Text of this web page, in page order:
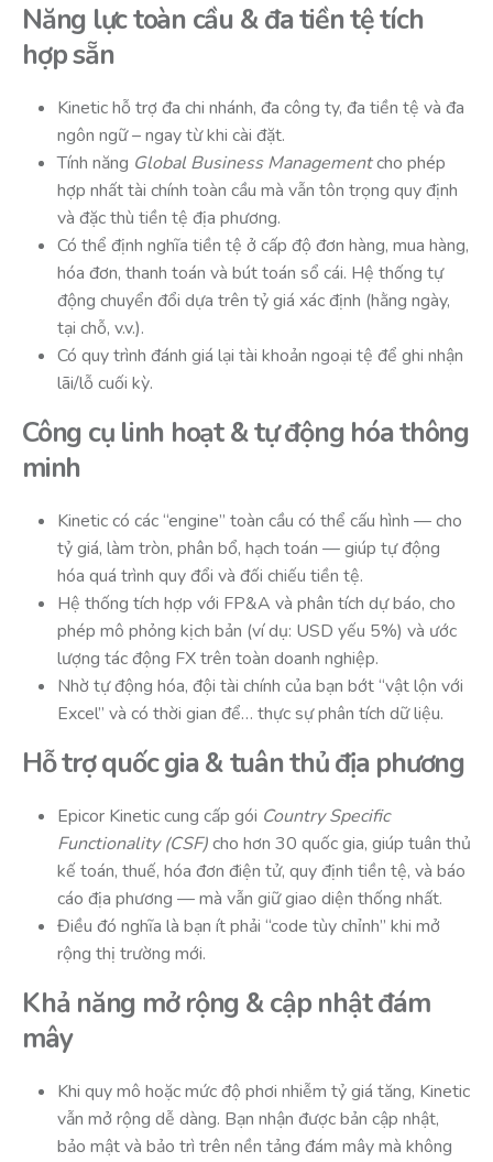
Năng lực toàn cầu & đa tiền tệ tích
hợp sẵn
Kinetic hỗ trợ đa chi nhánh, đa công ty, đa tiền tệ và đa
ngôn ngữ – ngay từ khi cài đặt.
Tính năng Global Business Managementcho phép
hợp nhất tài chính toàn cầu mà vẫn tôn trọng quy định
và đặc thù tiền tệ địa phương.
Có thể định nghĩa tiền tệ ở cấp độ đơn hàng, mua hàng,
hóa đơn, thanh toán và bút toán sổ cái. Hệ thống tự
động chuyển đổi dựa trên tỷ giá xác định (hằng ngày,
tại chỗ, v.v.).
Có quy trình đánh giá lại tài khoản ngoại tệ để ghi nhận
lãi/lỗ cuối kỳ.
Công cụ linh hoạt & tự động hóa thông
minh
Kinetic có các “engine” toàn cầu có thể cấu hình — cho
tỷ giá, làm tròn, phân bổ, hạch toán — giúp tự động
hóa quá trình quy đổi và đối chiếu tiền tệ.
Hệ thống tích hợp với FP&A và phân tích dự báo, cho
phép mô phỏng kịch bản (ví dụ: USD yếu 5%) và ước
lượng tác động FX trên toàn doanh nghiệp.
Nhờ tự động hóa, đội tài chính của bạn bớt “vật lộn với
Excel” và có thời gian để… thực sự phân tích dữ liệu.
Hỗ trợ quốc gia & tuân thủ địa phương
Epicor Kinetic cung cấp gói Country Specific
Functionality (CSF)cho hơn 30 quốc gia, giúp tuân thủ
kế toán, thuế, hóa đơn điện tử, quy định tiền tệ, và báo
cáo địa phương — mà vẫn giữ giao diện thống nhất.
Điều đó nghĩa là bạn ít phải “code tùy chỉnh” khi mở
rộng thị trường mới.
Khả năng mở rộng & cập nhật đám
mây
Khi quy mô hoặc mức độ phơi nhiễm tỷ giá tăng, Kinetic
vẫn mở rộng dễ dàng. Bạn nhận được bản cập nhật,
bảo mật và bảo trì trên nền tảng đám mây mà không